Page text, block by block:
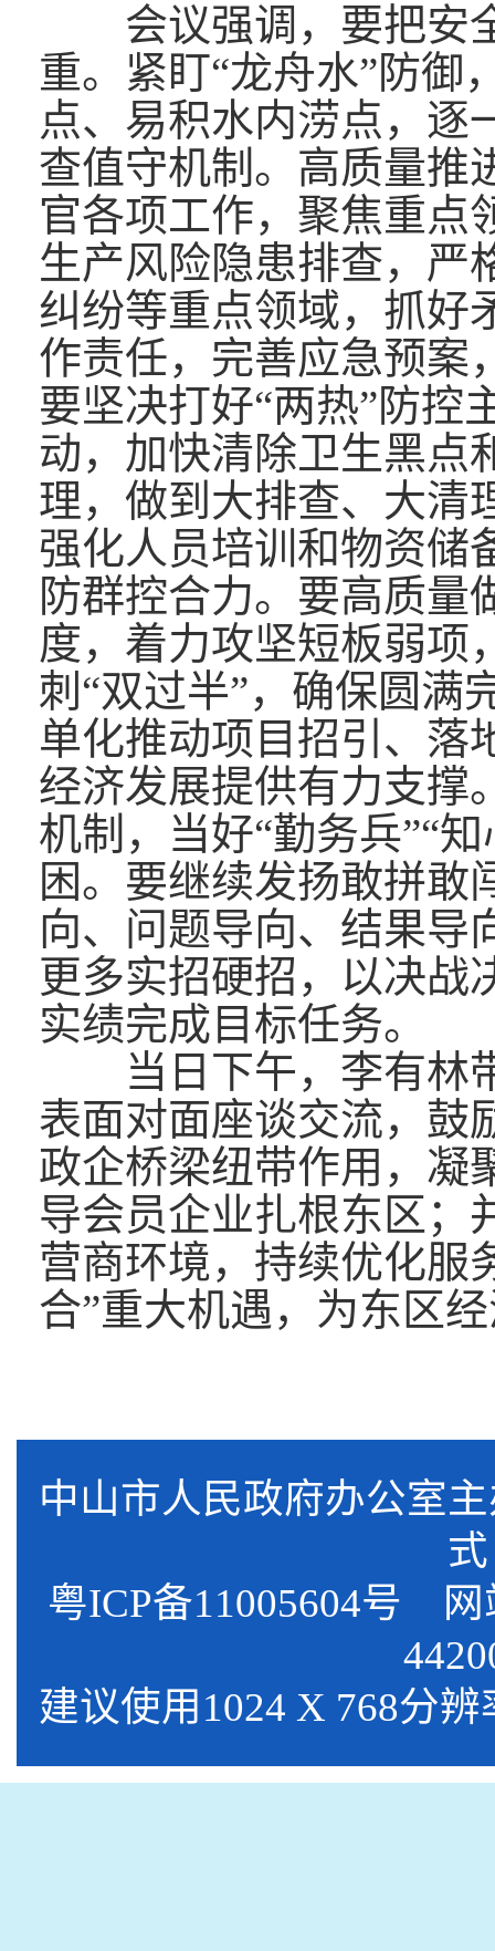
会议强调，要把安全
重。紧盯“龙舟水”防御
点、易积水内涝点，逐
查值守机制。高质量推
官各项工作，聚焦重点
生产风险隐患排查，严
纠纷等重点领域，抓好
作责任，完善应急预案
要坚决打好“两热”防控
动，加快清除卫生黑点
理，做到大排查、大清
强化人员培训和物资储
防群控合力。要高质量
度，着力攻坚短板弱项
刺“双过半”，确保圆满
单化推动项目招引、落
经济发展提供有力支撑
机制，当好“勤务兵”“
困。要继续发扬敢拼敢
向、问题导向、结果导
更多实招硬招，以决战
实绩完成目标任务。
当日下午，李有林带
表面对面座谈交流，鼓
政企桥梁纽带作用，凝
导会员企业扎根东区；
营商环境，持续优化服
合”重大机遇，为东区
中山市人民政府办公
式
粤ICP备11005604号 网
建议使用1024 X 768分